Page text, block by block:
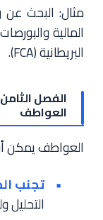
مثال: البحث
البريطانية (FCA).
الفصل
العواطف
العواطف يمكن
تجنب